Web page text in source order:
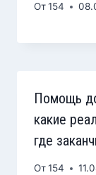
От154
Помощь
какие
где
От154